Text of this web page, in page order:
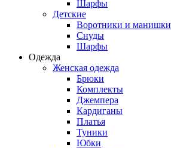
Шарфы
Детские
Воротники и манишки
Снуды
Шарфы
Одежда
Женская одежда
Брюки
Комплекты
Джемпера
Кардиганы
Платья
Туники
Юбки